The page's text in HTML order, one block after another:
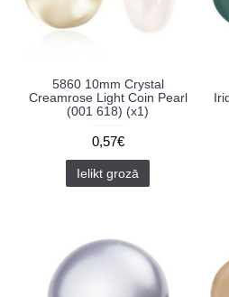
5860 10mm Crystal
Creamrose Light Coin Pearl
(001 618) (x1)
0,57€
Ielikt grozā